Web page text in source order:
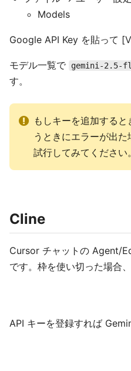
Models
Google API Key を貼って
モデル一覧で gemini-2.5-
す。
もしキーを追加する
うときにエラーが出
試行してみてください。
Cline
Cursor チャットの Agent/
です。枠を使い切った場合
API キーを登録すれば